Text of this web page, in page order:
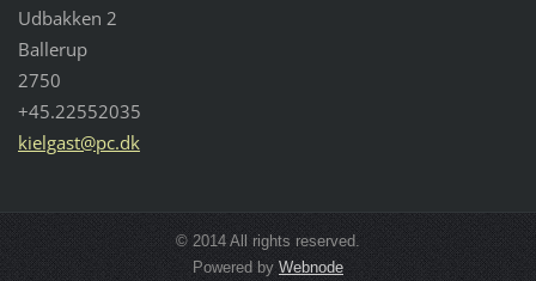
Udbakken 2
Ballerup
2750
+45.22552035
kielgast@pc.dk
© 2014 All rights reserved.
Powered by Webnode